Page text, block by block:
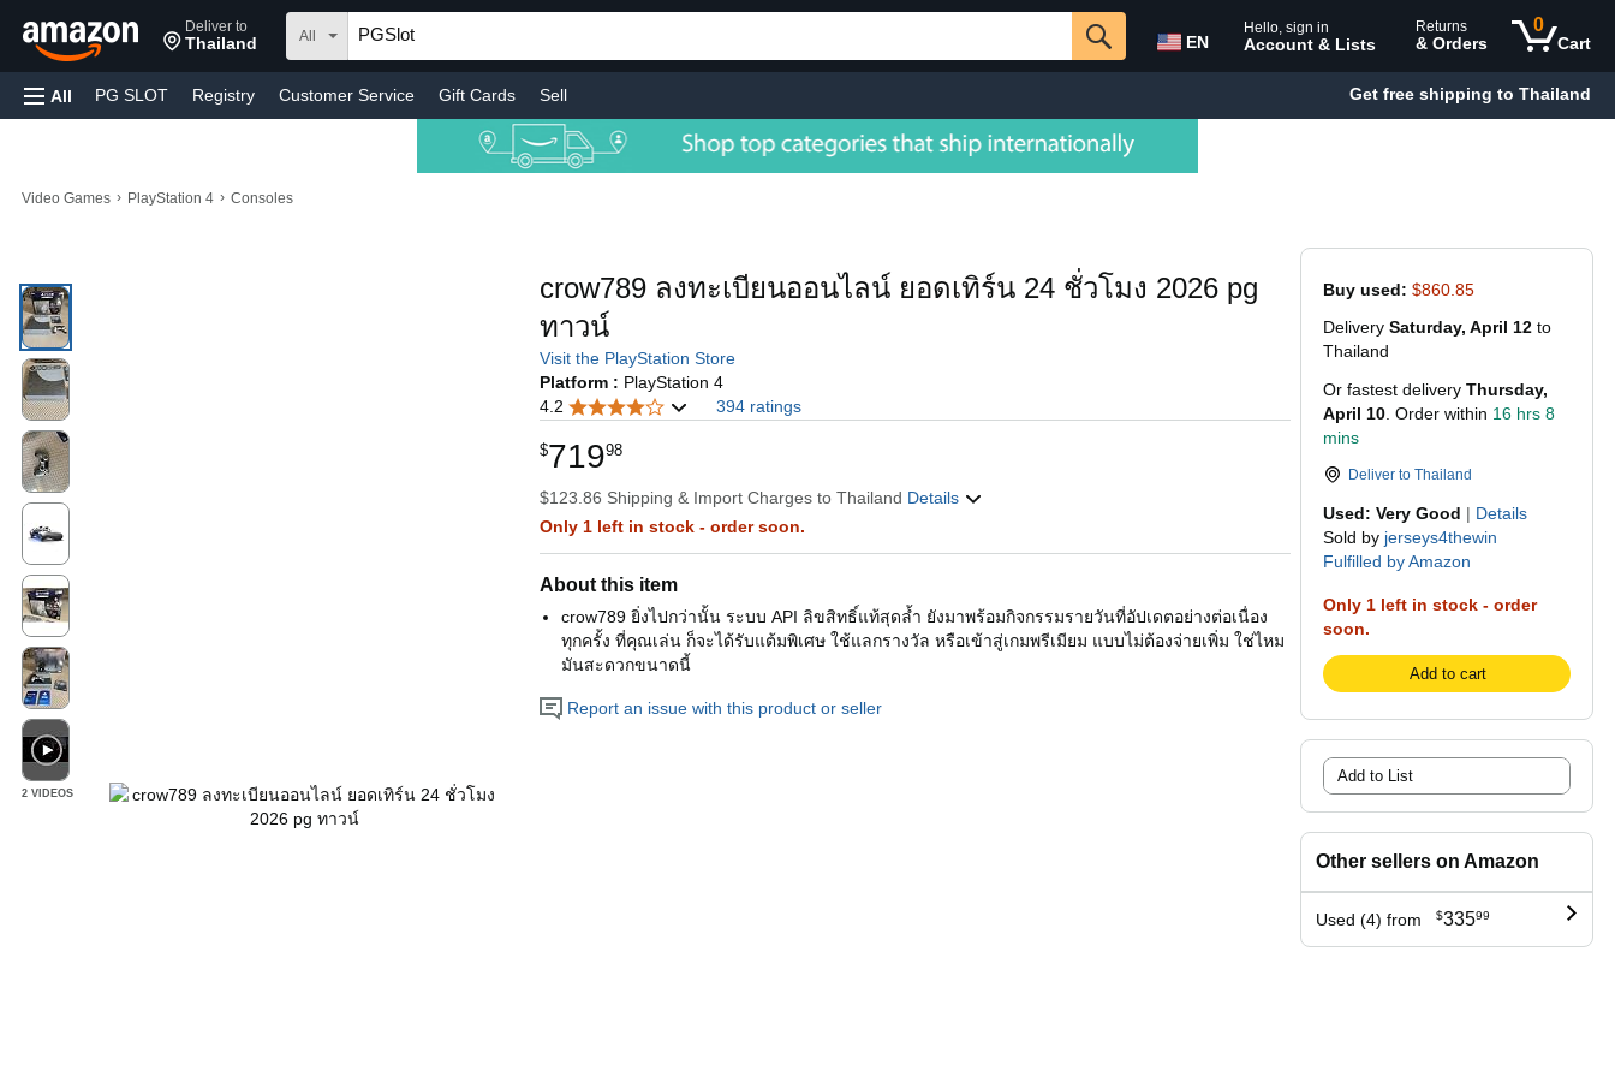
Deliver to
Thailand All EN
Hello, sign in
Account & Lists
Returns
& Orders
0
Cart
All PG SLOT Registry Customer Service Gift Cards Sell Get free shipping to Thailand
Video Games › PlayStation 4 › Consoles
Buy used: $860.85
Delivery Saturday, April 12 to
Thailand
Or fastest delivery Thursday,
April 10 . Order within 16 hrs 8
mins
Deliver to Thailand
Used: Very Good | Details
Sold by jerseys4thewin
Fulfilled by Amazon
Only 1 left in stock - order
soon.
Add to cart
Add to List
Other sellers on Amazon
Used (4) from $33599
2 VIDEOS
crow789 ลงทะเบียนออนไลน์ ยอดเทิร์น 24 ชั่วโมง 2026 pg
ทาวน์
Visit the PlayStation Store
Platform : PlayStation 4
4.2
394 ratings
$71998
$123.86 Shipping & Import Charges to Thailand Details
Only 1 left in stock - order soon.
About this item
crow789 ยิ่งไปกว่านั้น ระบบ API ลิขสิทธิ์แท้สุดล้ำ ยังมาพร้อมกิจกรรมรายวันที่อัปเดตอย่างต่อเนื่อง
ทุกครั้ง ที่คุณเล่น ก็จะได้รับแต้มพิเศษ ใช้แลกรางวัล หรือเข้าสู่เกมพรีเมียม แบบไม่ต้องจ่ายเพิ่ม ใช่ไหม
มันสะดวกขนาดนี้
Report an issue with this product or seller